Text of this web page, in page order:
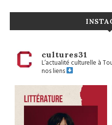
cultures31
L’actualité culturelle à
nos liens